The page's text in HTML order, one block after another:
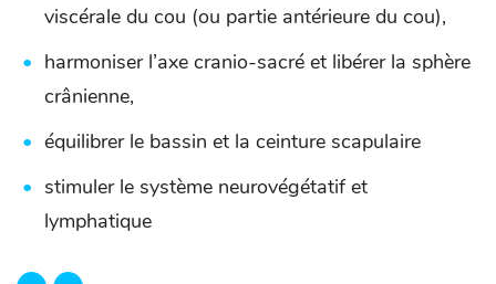
viscérale du cou (ou partie antérieure du cou),
harmoniser l’axe cranio-sacré et libérer la sphère
crânienne,
équilibrer le bassin et la ceinture scapulaire
stimuler le système neurovégétatif et
lymphatique